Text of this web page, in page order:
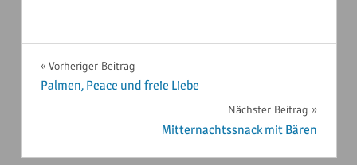
NORDAMERIKA
2024
Beitragsnavigation
Vorheriger Beitrag
Palmen, Peace und freie Liebe
Nächster Beitrag
Mitternachtssnack mit Bären